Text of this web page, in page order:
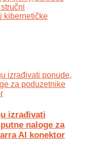
kibernetičke
izrađivati
naloge za
AI konektor